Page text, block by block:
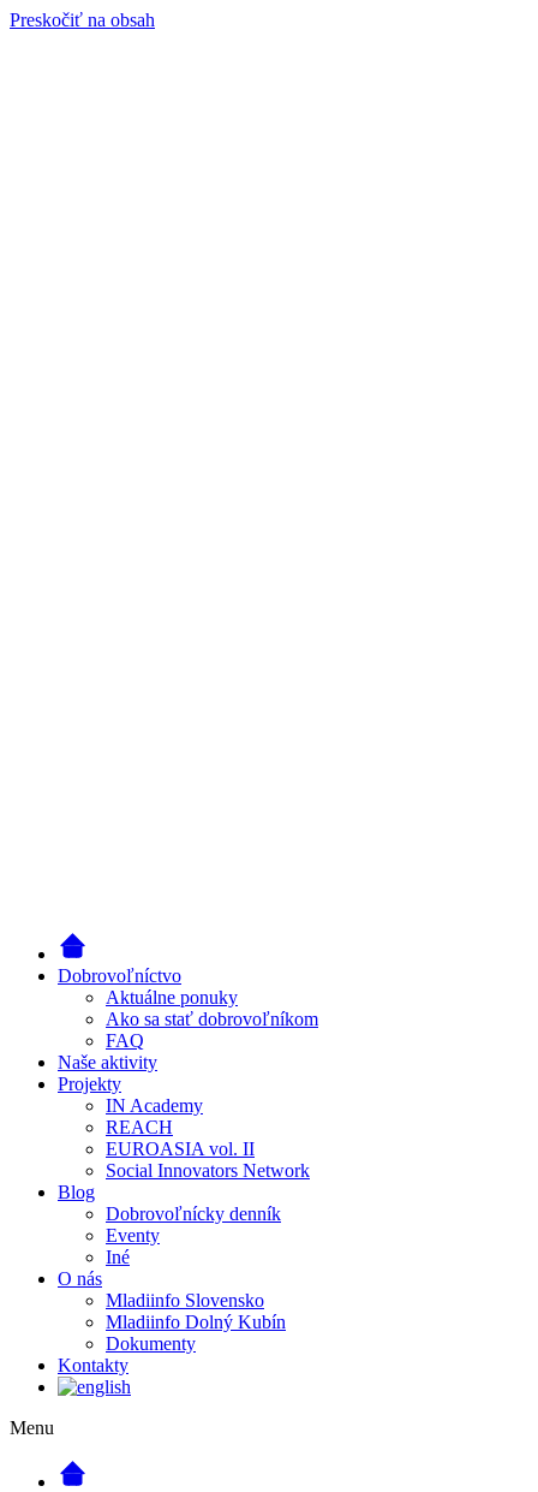
Preskočiť na obsah
Dobrovoľníctvo
Aktuálne ponuky
Ako sa stať dobrovoľníkom
FAQ
Naše aktivity
Projekty
IN Academy
REACH
EUROASIA vol. II
Social Innovators Network
Blog
Dobrovoľnícky denník
Eventy
Iné
O nás
Mladiinfo Slovensko
Mladiinfo Dolný Kubín
Dokumenty
Kontakty
Menu